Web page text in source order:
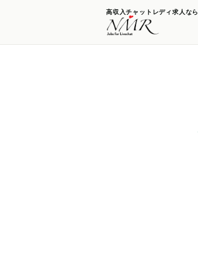
高収入チャットレディ求人なら